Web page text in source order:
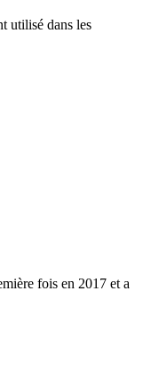
utilisé dans les
fois en 2017 et a